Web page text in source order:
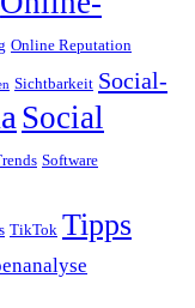
Online Reputation
Sichtbarkeit Social-
Social
Software
TikTok Tipps